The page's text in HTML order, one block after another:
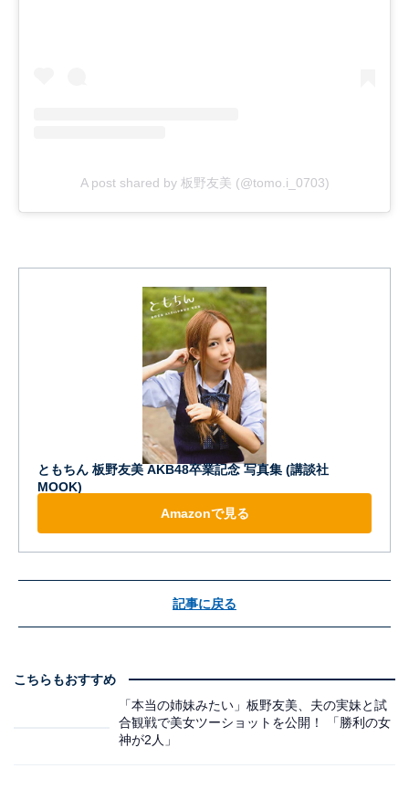
A post shared by 板野友美 (@tomo.i_0703)
ともちん 板野友美 AKB48卒業記念 写真集 (講談社
MOOK)
Amazonで見る
記事に戻る
こちらもおすすめ
「本当の姉妹みたい」板野友美、夫の実妹と試
合観戦で美女ツーショットを公開！ 「勝利の女
神が2人」